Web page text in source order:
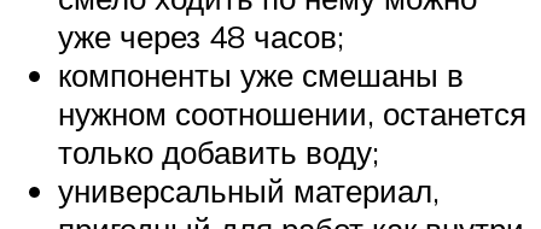
уже через 48 часов;
компоненты уже смешаны в
нужном соотношении, останется
только добавить воду;
универсальный материал,